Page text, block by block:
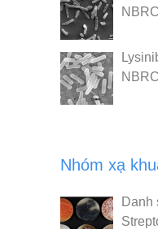
Nhóm xạ
Danh